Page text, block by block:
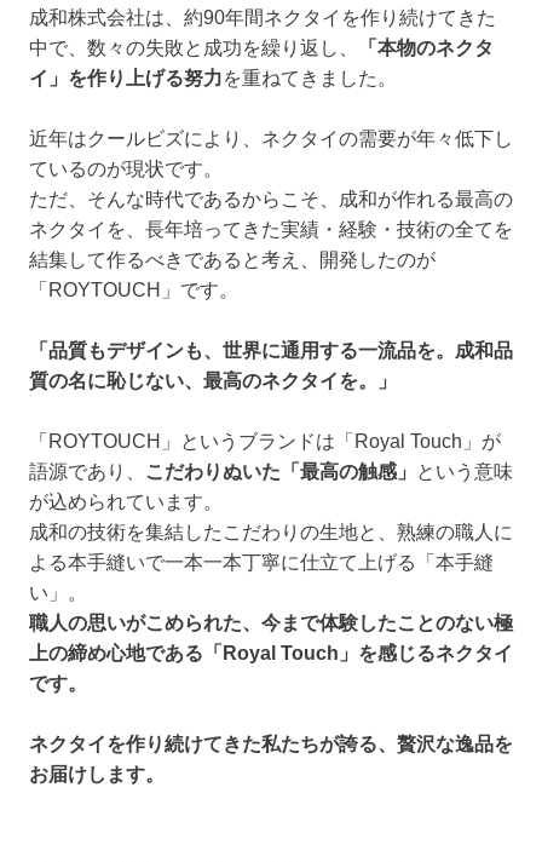
成和株式会社は、約90年間ネクタイを作り続けてきた
中で、数々の失敗と成功を繰り返し、
「本物のネクタ
イ」を作り上げる努力を重ねてきました。
近年はクールビズにより、ネクタイの需要が年々低下し
ているのが現状です。
ただ、そんな時代であるからこそ、成和が作れる最高の
ネクタイを、長年培ってきた実績・経験・技術の全てを
結集して作るべきであると考え、開発したのが
「ROYTOUCH」です。
「品質もデザインも、世界に通用する一流品を。成和品
質の名に恥じない、最高のネクタイを。」
「ROYTOUCH」というブランドは「Royal Touch」が
語源であり、
こだわりぬいた「最高の触感」
という意味
が込められています。
成和の技術を集結したこだわりの生地と、熟練の職人に
よる本手縫いで一本一本丁寧に仕立て上げる「本手縫
い」。
職人の思いがこめられた、今まで体験したことのない極
上の締め心地である「Royal Touch」を感じるネクタイ
です。
ネクタイを作り続けてきた私たちが誇る、贅沢な逸品を
お届けします。